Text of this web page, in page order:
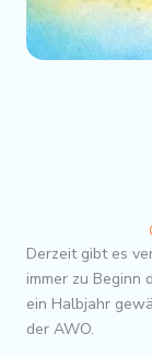
Derzeit gibt es
immer zu Beginn
ein Halbjahr
der AWO.